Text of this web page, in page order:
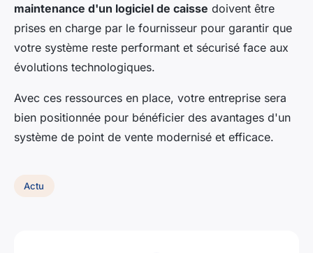
maintenance d'un logiciel de caisse doivent être
prises en charge par le fournisseur pour garantir que
votre système reste performant et sécurisé face aux
évolutions technologiques.
Avec ces ressources en place, votre entreprise sera
bien positionnée pour bénéficier des avantages d'un
système de point de vente modernisé et efficace.
Actu